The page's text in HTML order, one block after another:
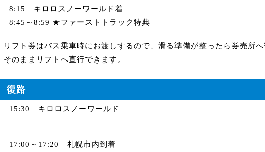
8:15 キロロスノーワールド着
8:45～8:59 ★ファーストトラック特典
リフト券はバス乗車時にお渡しするので、滑る準備が整ったら券売所
そのままリフトへ直行できます。
復路
15:30 キロロスノーワールド
17:00～17:20 札幌市内到着